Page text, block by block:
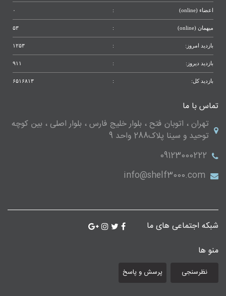
اعضاء (online) : ۰
میهمان (online) : ۵۳
بازدید امروز: : ۱۲۵۳
بازدید دیروز: : ۹۱۱
بازدید کل: : ۶۵۱۶۸۱۳
تماس با ما
تهران ، اتوبان فتح ، بلوار خلیج فارس ، بلوار اصلی ، بین کوچه
توحید و سینا پلاک288 واحد 9
09123000222
info@shelf3000.com
شبکه اجتماعی های ما
منو ها
نظرسنجی پرسش و پاسخ